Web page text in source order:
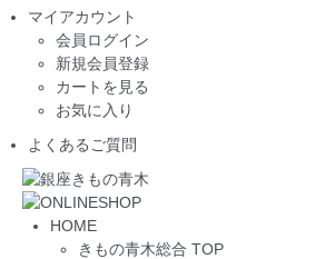
マイアカウント
会員ログイン
新規会員登録
カートを見る
お気に入り
よくあるご質問
HOME
きもの青木総合 TOP